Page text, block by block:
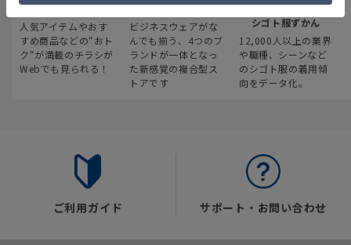
最新のお買い得情報
人気アイテムやおす
すめ商品などの“おト
ク“が満載のチラシが
Webでも見られる！
スーツスクエア
ビジネスウェアがな
んでも揃う、4つのブ
ランドが一体となっ
た新感覚の複合型ス
トアです
みんなの
シゴト服ずかん
12,000人以上の業界
や職種、シーンなど
のシゴト服の着用傾
向をデータ化。
ご利用ガイド サポート・お問い合わせ